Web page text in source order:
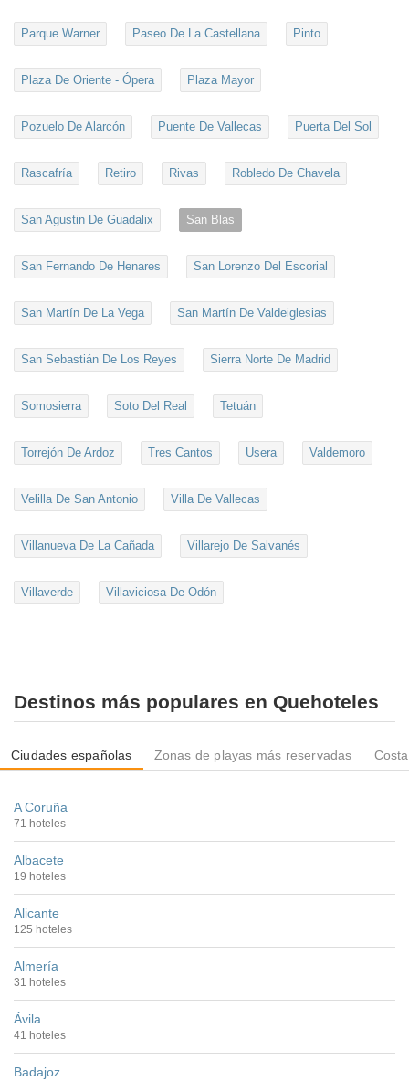
Parque Warner Paseo De La Castellana Pinto
Plaza De Oriente - Ópera Plaza Mayor
Pozuelo De Alarcón Puente De Vallecas Puerta Del Sol
Rascafría Retiro Rivas Robledo De Chavela
San Agustin De Guadalix San Blas
San Fernando De Henares San Lorenzo Del Escorial
San Martín De La Vega San Martín De Valdeiglesias
San Sebastián De Los Reyes Sierra Norte De Madrid
Somosierra Soto Del Real Tetuán
Torrejón De Ardoz Tres Cantos Usera Valdemoro
Velilla De San Antonio Villa De Vallecas
Villanueva De La Cañada Villarejo De Salvanés
Villaverde Villaviciosa De Odón
Destinos más populares en Quehoteles
Ciudades españolas Zonas de playas más reservadas
A Coruña
71 hoteles
Albacete
19 hoteles
Alicante
125 hoteles
Almería
31 hoteles
Ávila
41 hoteles
Badajoz